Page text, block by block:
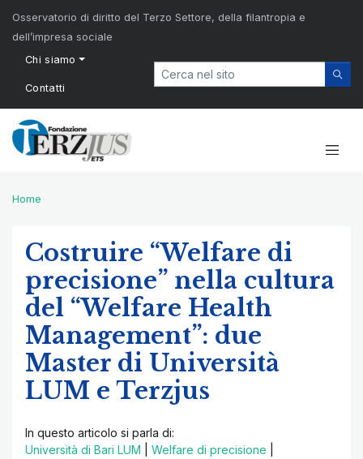
Osservatorio di diritto del Terzo Settore, della filantropia e
dell’impresa sociale
Chi siamo
Contatti
Home
Costruire “Welfare di
precisione” nella cultura
del “Welfare Health
Management”: due
Master di Università
LUM e Terzjus
In questo articolo si parla di:
Università di Bari LUM
Welfare di precisione